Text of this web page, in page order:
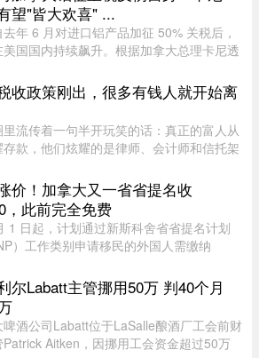
执行官Vincent Chiara昨天周四向 ...
望"皆大欢喜" ...
去年 6 月对进口铝产品加征 50% 关税后，
国国内持续飙升。根据加拿大总理卡尼透
数上涨了 52%。卡尼在魁省一处 Rio Tinto
对媒体表示："虽 ...
收政策刚出，很多有钱人就开始离
里流传着一句半开玩笑的话：真正的富人从
款，他们炫耀的是律师、会计师和信托架
不拨。可最近这段日子，笔者听说一个奇
象——好些身家不菲 ...
价！加拿大又一省省提名收
，此前完全免费
1 日起，计划通过新斯科舍省省提名计划
）工作类别申请移民的外国人需缴纳
的申请费，同样从 9 月 1 日起实施。新斯
政府于 2026 年 8 月 6 日 ...
尔Labatt主管挪用50万 判40个月
啤酒公司Labatt位于LaSalle酿酒厂工会前财
Aitken，因挪用工会资金超过50万